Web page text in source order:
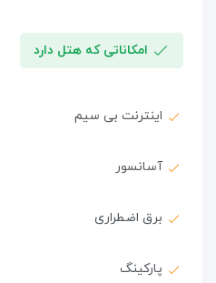
امکاناتی که هتل دارد
اینترنت بی سیم
آسانسور
برق اضطراری
پارکینگ